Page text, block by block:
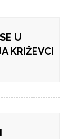
U
KRIŽEVCI